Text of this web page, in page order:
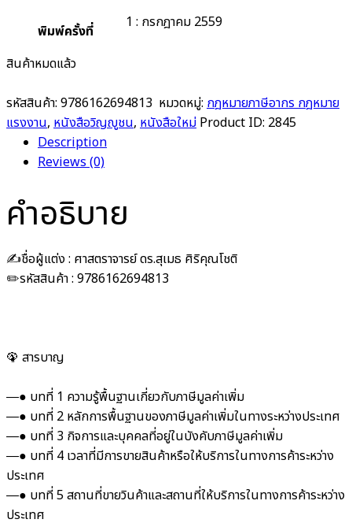
พิมพ์ครั้งที่ 1 : กรกฎาคม 2559
สินค้าหมดแล้ว
รหัสสินค้า: 9786162694813 หมวดหมู่: กฎหมายภาษีอากร กฎหมาย
แรงงาน, หนังสือวิญญูชน, หนังสือใหม่ Product ID: 2845
Description
Reviews (0)
คำอธิบาย
✍️ชื่อผู้แต่ง : ศาสตราจารย์ ดร.สุเมธ ศิริคุณโชติ
✏️รหัสสินค้า : 9786162694813
🦚 สารบาญ
―● บทที่ 1 ความรู้พื้นฐานเกี่ยวกับภาษีมูลค่าเพิ่ม
―● บทที่ 2 หลักการพื้นฐานของภาษีมูลค่าเพิ่มในทางระหว่างประเทศ
―● บทที่ 3 กิจการและบุคคลที่อยู่ในบังคับภาษีมูลค่าเพิ่ม
―● บทที่ 4 เวลาที่มีการขายสินค้าหรือให้บริการในทางการค้าระหว่าง
ประเทศ
―● บทที่ 5 สถานที่ขายวินค้าและสถานที่ให้บริการในทางการค้าระหว่าง
ประเทศ